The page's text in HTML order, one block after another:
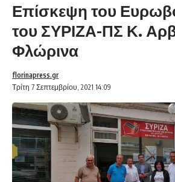
Επίσκεψη του
του ΣΥΡΙΖΑ-ΠΣ Κ.
Φλώρινα
Τρίτη 7 Σεπτεμβρίου, 2021 14:09
florinapress.gr